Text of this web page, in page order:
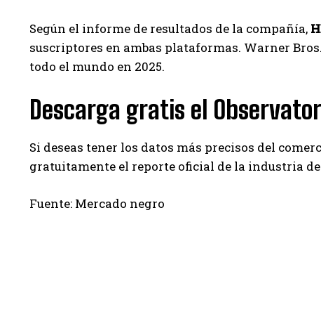
Según el informe de resultados de la compañía,
suscriptores en ambas plataformas. Warner
todo el mundo en 2025.
Descarga gratis el
Si deseas tener los datos más precisos del
gratuitamente el reporte oficial de la industria de
Fuente: Mercado negro